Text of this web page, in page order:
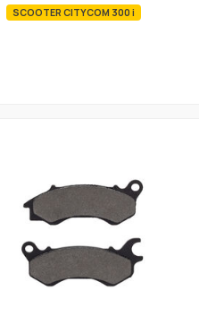
SCOOTER CITYCOM 300 i